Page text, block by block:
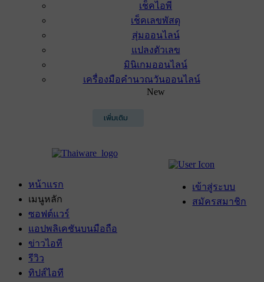
เช็คไอพี
เช็คเลขพัสดุ
สุ่มออนไลน์
แปลงตัวเลข
มินิเกมออนไลน์
เครื่องมือคำนวณวันออนไลน์
New
เพิ่มเติม
เข้าสู่ระบบ
สมัครสมาชิก
หน้าแรก
เมนูหลัก
ซอฟต์แวร์
แอปพลิเคชันบนมือถือ
ข่าวไอที
รีวิว
ทิปส์ไอที